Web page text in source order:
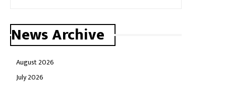
News Archive
August 2026
July 2026